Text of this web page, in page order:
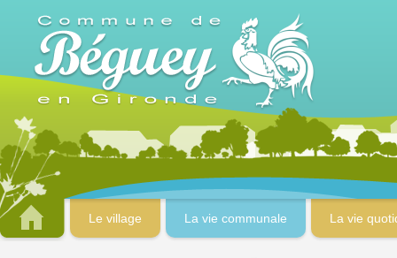
Le village La vie communale La vie